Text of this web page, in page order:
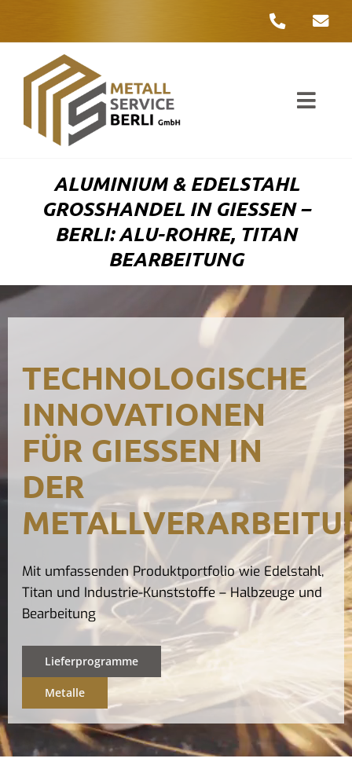
ALUMINIUM & EDELSTAHL
GROSSHANDEL IN GIESSEN – BE
RLI: ALU-ROHRE, TITAN BE
ARBEITUNG
TECHNOLOGISCHE
INNOVATIONEN
FÜR GIESSEN IN D
ER M
Mit umfassenden Produktportfolio wie Edelstahl,
Titan und Industrie-Kunststoffe – Halbzeuge und
Bearbeitung
Lieferprogramme
Metalle